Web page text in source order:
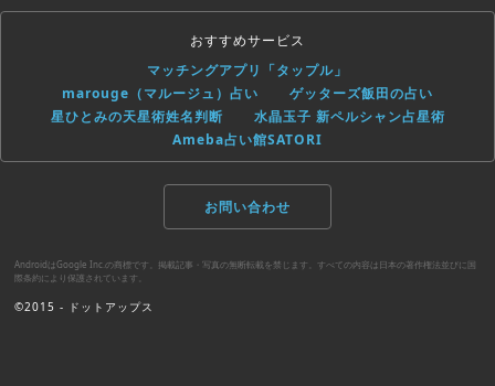
おすすめサービス
マッチングアプリ「タップル」
marouge（マルージュ）占い
ゲッターズ飯田の占い
星ひとみの天星術姓名判断
水晶玉子 新ペルシャン占星術
Ameba占い館SATORI
お問い合わせ
AndroidはGoogle Inc.の商標です。掲載記事・写真の無断転載を禁じます。すべての内容は日本の著作権法並びに国
際条約により保護されています。
©2015 - ドットアップス